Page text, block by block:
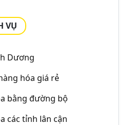
VỤ
Dương
hóa giá rẻ
bằng đường bộ
các tỉnh lân cận